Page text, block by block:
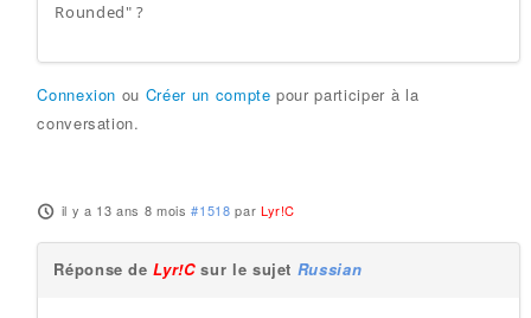
Rounded" ?
Connexion ou Créer un compte pour participer à la
conversation.
il y a 13 ans 8 mois #1518 par Lyr!C
Réponse deLyr!Csur le sujet Russian